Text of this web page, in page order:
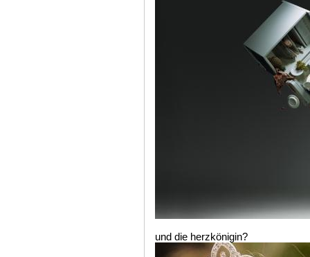
und die herzkönigin?